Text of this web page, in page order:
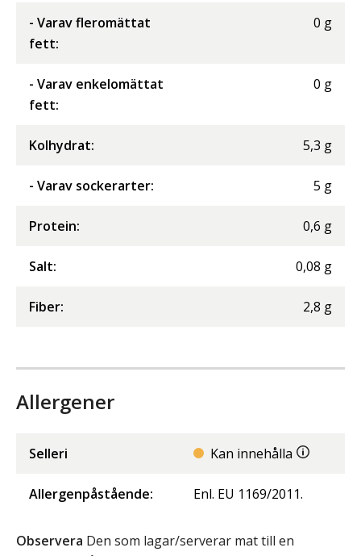
- Varav fleromättat
fett:
0 g
- Varav enkelomättat
fett:
0 g
Kolhydrat: 5,3 g
- Varav sockerarter: 5 g
Protein: 0,6 g
Salt: 0,08 g
Fiber: 2,8 g
Allergener
Selleri Kan innehålla
Allergenpåstående: Enl. EU 1169/2011.
Observera Den som lagar/serverar mat till en